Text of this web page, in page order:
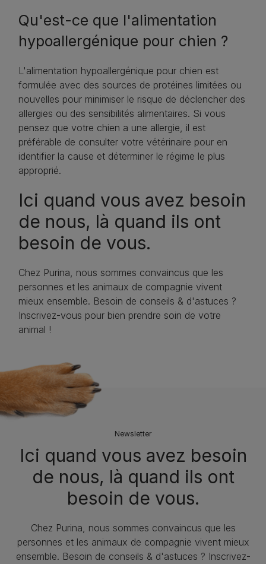
Qu'est-ce que l'alimentation
hypoallergénique pour chien ?
L'alimentation hypoallergénique pour chien est
formulée avec des sources de protéines limitées ou
nouvelles pour minimiser le risque de déclencher des
allergies ou des sensibilités alimentaires. Si vous
pensez que votre chien a une allergie, il est
préférable de consulter votre vétérinaire pour en
identifier la cause et déterminer le régime le plus
approprié.
Ici quand vous avez besoin
de nous, là quand ils ont
besoin de vous.
Chez Purina, nous sommes convaincus que les
personnes et les animaux de compagnie vivent
mieux ensemble. Besoin de conseils & d'astuces ?
Inscrivez-vous pour bien prendre soin de votre
animal !
Newsletter
Ici quand vous avez besoin
de nous, là quand ils ont
besoin de vous.
Chez Purina, nous sommes convaincus que les
personnes et les animaux de compagnie vivent mieux
ensemble. Besoin de conseils & d'astuces ? Inscrivez-